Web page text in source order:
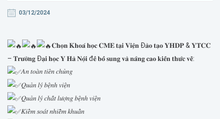
03/12/2024
𝐂𝐡𝐨̣𝐧 𝐊𝐡𝐨𝐚́ 𝐡𝐨̣𝐜 𝐂𝐌𝐄 𝐭𝐚̣𝐢 𝐕𝐢𝐞̣̂𝐧 Đ𝐚̀𝐨 𝐭𝐚̣𝐨 𝐘𝐇𝐃𝐏 & 𝐘𝐓𝐂𝐂
– 𝐓𝐫𝐮̛𝐨̛̀𝐧𝐠 Đ𝐚̣𝐢 𝐡𝐨̣𝐜 𝐘 𝐇𝐚̀ 𝐍𝐨̣̂𝐢 đ𝐞̂̉ 𝐛𝐨̂̉ 𝐬𝐮𝐧𝐠 𝐯𝐚̀ 𝐧𝐚̂𝐧𝐠 𝐜𝐚𝐨 𝐤𝐢𝐞̂́𝐧 𝐭𝐡𝐮̛́𝐜 𝐯𝐞̂̀:
𝐴𝑛 𝑡𝑜𝑎̀𝑛 𝑡𝑖𝑒̂𝑛 𝑐ℎ𝑢̉𝑛𝑔
𝑄𝑢𝑎̉𝑛 𝑙𝑦́ 𝑏𝑒̣̂𝑛ℎ 𝑣𝑖𝑒̣̂𝑛
𝑄𝑢𝑎̉𝑛 𝑙𝑦́ 𝑐ℎ𝑎̂́𝑡 𝑙𝑢̛𝑜̛̣𝑛𝑔 𝑏𝑒̣̂𝑛ℎ 𝑣𝑖𝑒̣̂𝑛
𝐾𝑖𝑒̂̉𝑚 𝑠𝑜𝑎́𝑡 𝑛ℎ𝑖𝑒̂̃𝑚 𝑘ℎ𝑢𝑎̂̉𝑛